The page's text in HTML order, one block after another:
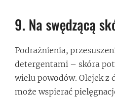
9. Na swędzącą
Podrażnienia,
detergentami – skóra
wielu powodów. Olejek z
może wspierać